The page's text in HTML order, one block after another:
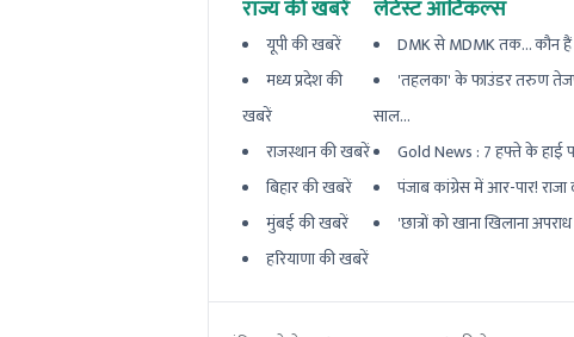
राज्य की खबरें
यूपी की खबरें
मध्य प्रदेश की
खबरें
राजस्थान की खबरें
बिहार की खबरें
मुंबई की खबरें
हरियाणा की खबरें
लेटेस्ट आर्टिकल्स
DMK से MDMK तक... कौन
'तहलका' के फाउंडर तरुण
साल...
Gold News : 7 हफ्ते के हाई
पंजाब कांग्रेस में आर-पार! राजा
'छात्रों को खाना खिलाना